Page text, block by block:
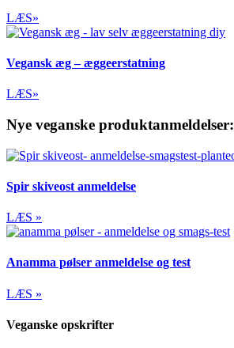
LÆS»
Vegansk æg – æggeerstatning
LÆS»
Nye veganske produktanmeldelser:
Spir skiveost anmeldelse
LÆS »
Anamma pølser anmeldelse og test
LÆS »
Veganske opskrifter